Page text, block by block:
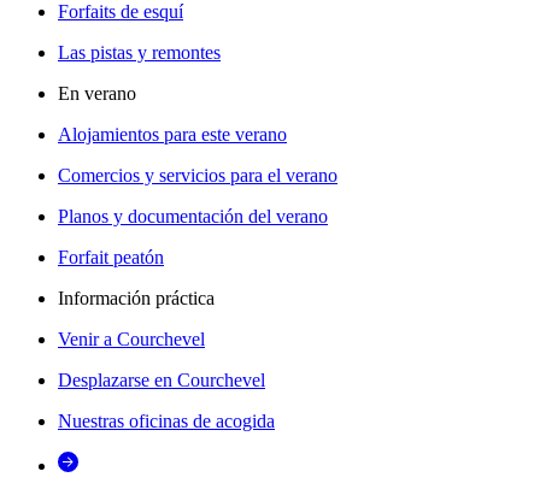
Forfaits de esquí
Las pistas y remontes
En verano
Alojamientos para este verano
Comercios y servicios para el verano
Planos y documentación del verano
Forfait peatón
Información práctica
Venir a Courchevel
Desplazarse en Courchevel
Nuestras oficinas de acogida